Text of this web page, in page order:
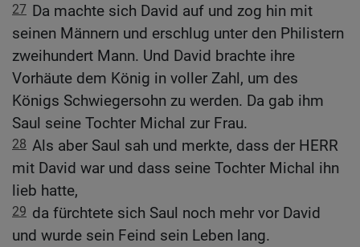
27 Da machte sich David auf und zog hin mit
seinen Männern und erschlug unter den Philistern
zweihundert Mann. Und David brachte ihre
Vorhäute dem König in voller Zahl, um des
Königs Schwiegersohn zu werden. Da gab ihm
Saul seine Tochter Michal zur Frau.
28 Als aber Saul sah und merkte, dass der HERR
mit David war und dass seine Tochter Michal ihn
lieb hatte,
29 da fürchtete sich Saul noch mehr vor David
und wurde sein Feind sein Leben lang.